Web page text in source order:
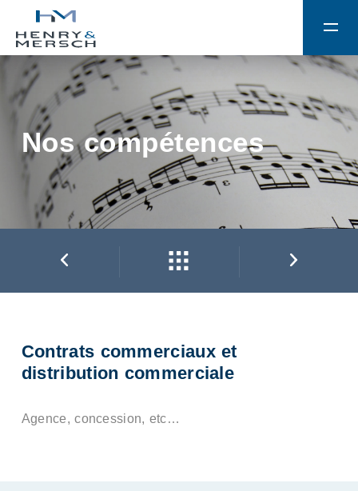
Nos compétences
Contrats commerciaux et
distribution commerciale
Agence, concession, etc…